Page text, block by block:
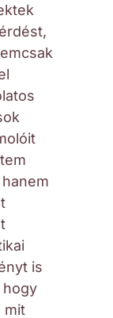
is
hogy
mit